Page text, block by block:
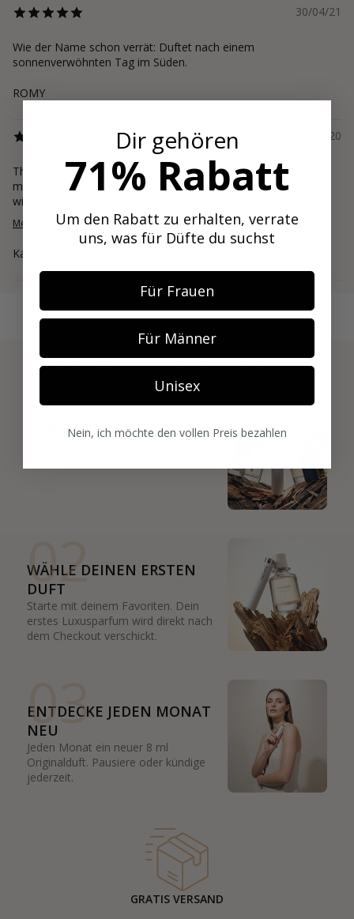
30/04/21
Wie der Name schon verrät: Duftet nach einem
sonnenverwöhnten Tag im Süden.
ROMY
13/08/20
This fragrance was a little bit of a letdown. It started very
masculine and then balanced itself out into fruity sweet scent
with oud-like undertones....
Mehr lesen
Katrin
3 SCHRITTE ZUR MITGLIEDSCHAFT
01
FINDE, WAS DIR GEFÄLLT
02
WÄHLE DEINEN ERSTEN
DUFT
Starte mit deinem Favoriten. Dein
erstes Luxusparfum wird direkt nach
dem Checkout verschickt.
03
ENTDECKE JEDEN MONAT
NEU
Jeden Monat ein neuer 8 ml
Originalduft. Pausiere oder kündige
jederzeit.
GRATIS VERSAND
Dir gehören
71% Rabatt
Um den Rabatt zu erhalten, verrate
uns, was für Düfte du suchst
Für Frauen
Für Männer
Unisex
Nein, ich möchte den vollen Preis bezahlen